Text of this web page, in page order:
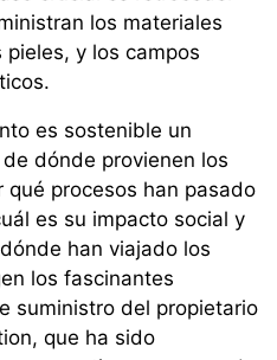
los materiales
y los campos
es sostenible un
dónde provienen los
procesos han pasado
es su impacto social y
han viajado los
los fascinantes
suministro del propietario
que ha sido